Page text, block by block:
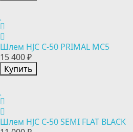
Шлем HJC C-50 PRIMAL MC5
15 400 ₽
Купить
Шлем HJC C-50 SEMI FLAT BLACK